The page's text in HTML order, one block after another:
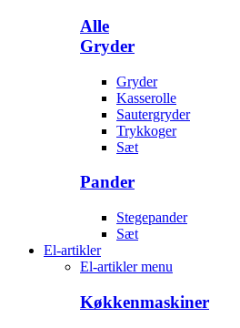
Alle
Gryder
Gryder
Kasserolle
Sautergryder
Trykkoger
Sæt
Pander
Stegepander
Sæt
El-artikler
El-artikler menu
Køkkenmaskiner